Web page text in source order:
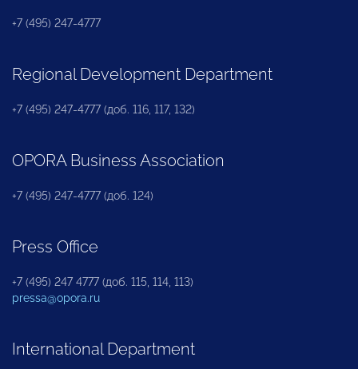
+7 (495) 247-4777
Regional Development Department
+7 (495) 247-4777 (доб. 116, 117, 132)
OPORA Business Association
+7 (495) 247-4777 (доб. 124)
Press Office
+7 (495) 247 4777 (доб. 115, 114, 113)
pressa@opora.ru
International Department